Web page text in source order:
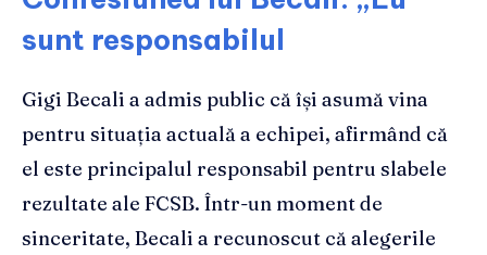
sunt responsabilul
Gigi Becali a admis public că își asumă vina
pentru situația actuală a echipei, afirmând că
el este principalul responsabil pentru slabele
rezultate ale FCSB. Într-un moment de
sinceritate, Becali a recunoscut că alegerile